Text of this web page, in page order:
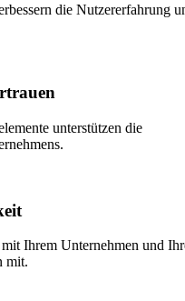
die Nutzererfahrung
unterstützen die
Ihrem Unternehmen und
mit.